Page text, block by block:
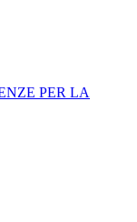
PER LA